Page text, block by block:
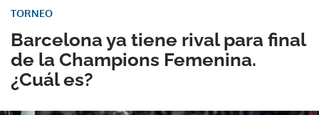
Barcelona ya tiene rival para final
de la Champions Femenina.
¿Cuál es?
TORNEO